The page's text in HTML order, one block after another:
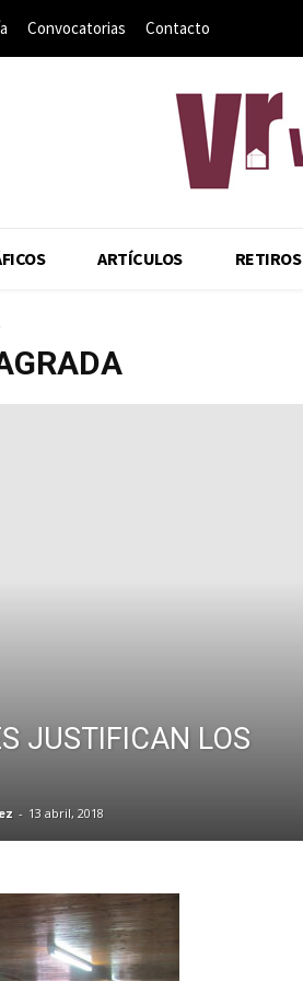
Convocatorias Contacto
ARTÍCULOS RETIROS
JUSTIFICAN LOS
- 13 abril, 2018